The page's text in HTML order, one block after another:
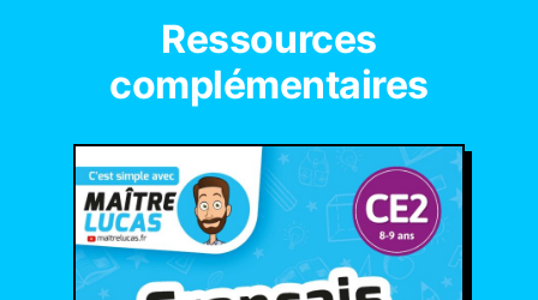
Ressources
complémentaires